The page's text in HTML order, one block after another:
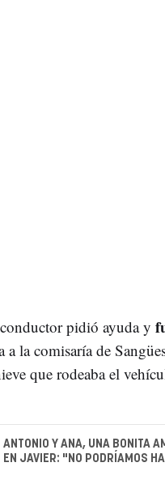
pidió ayuda y
a la comisaría de
que rodeaba el
ANTONIO Y ANA, UNA BONITA
EN JAVIER: "NO PODRÍAMOS